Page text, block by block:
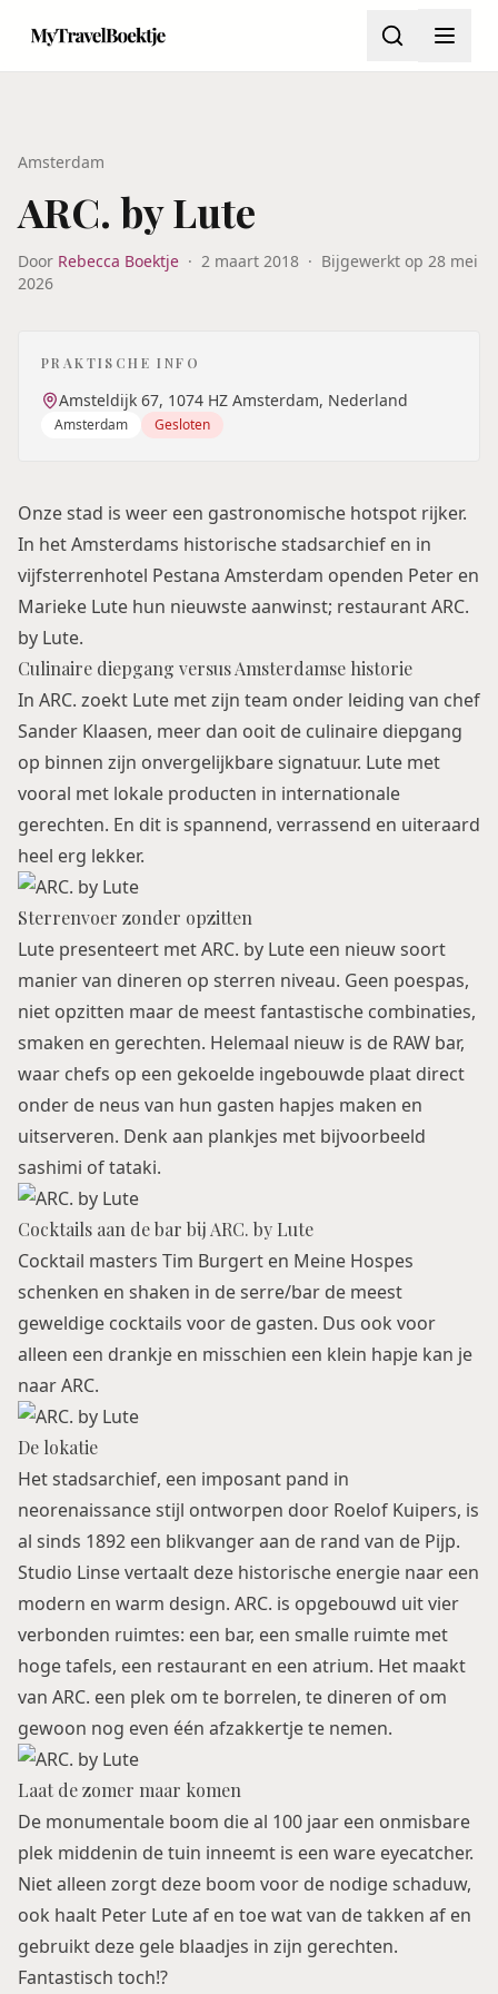
Amsterdam
ARC. by Lute
Door Rebecca Boektje · 2 maart 2018 · Bijgewerkt op 28 mei
2026
PRAKTISCHE INFO
Amsteldijk 67, 1074 HZ Amsterdam, Nederland
Amsterdam Gesloten
Onze stad is weer een gastronomische hotspot rijker.
In het Amsterdams historische stadsarchief en in
vijfsterrenhotel Pestana Amsterdam openden Peter en
Marieke Lute hun nieuwste aanwinst; restaurant ARC.
by Lute.
Culinaire diepgang versus Amsterdamse historie
In ARC. zoekt Lute met zijn team onder leiding van chef
Sander Klaasen, meer dan ooit de culinaire diepgang
op binnen zijn onvergelijkbare signatuur. Lute met
vooral met lokale producten in internationale
gerechten. En dit is spannend, verrassend en uiteraard
heel erg lekker.
Sterrenvoer zonder opzitten
Lute presenteert met ARC. by Lute een nieuw soort
manier van dineren op sterren niveau. Geen poespas,
niet opzitten maar de meest fantastische combinaties,
smaken en gerechten. Helemaal nieuw is de RAW bar,
waar chefs op een gekoelde ingebouwde plaat direct
onder de neus van hun gasten hapjes maken en
uitserveren. Denk aan plankjes met bijvoorbeeld
sashimi of tataki.
Cocktails aan de bar bij ARC. by Lute
Cocktail masters Tim Burgert en Meine Hospes
schenken en shaken in de serre/bar de meest
geweldige cocktails voor de gasten. Dus ook voor
alleen een drankje en misschien een klein hapje kan je
naar ARC.
De lokatie
Het stadsarchief, een imposant pand in
neorenaissance stijl ontworpen door Roelof Kuipers, is
al sinds 1892 een blikvanger aan de rand van de Pijp.
Studio Linse vertaalt deze historische energie naar een
modern en warm design. ARC. is opgebouwd uit vier
verbonden ruimtes: een bar, een smalle ruimte met
hoge tafels, een restaurant en een atrium. Het maakt
van ARC. een plek om te borrelen, te dineren of om
gewoon nog even één afzakkertje te nemen.
Laat de zomer maar komen
De monumentale boom die al 100 jaar een onmisbare
plek middenin de tuin inneemt is een ware eyecatcher.
Niet alleen zorgt deze boom voor de nodige schaduw,
ook haalt Peter Lute af en toe wat van de takken af en
gebruikt deze gele blaadjes in zijn gerechten.
Fantastisch toch!?